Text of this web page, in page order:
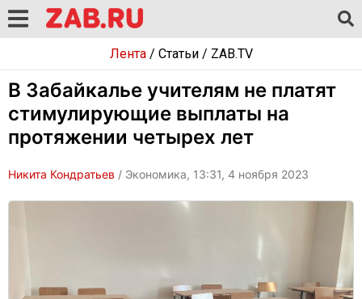
Лента/ Статьи/ ZAB.TV
В Забайкалье учителям не платят
стимулирующие выплаты на
протяжении четырех лет
Никита Кондратьев / Экономика, 13:31, 4 ноября 2023